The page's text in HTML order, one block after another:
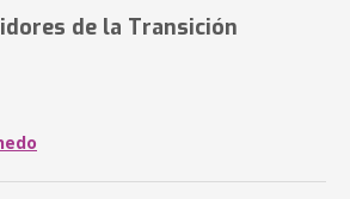
de la Transición